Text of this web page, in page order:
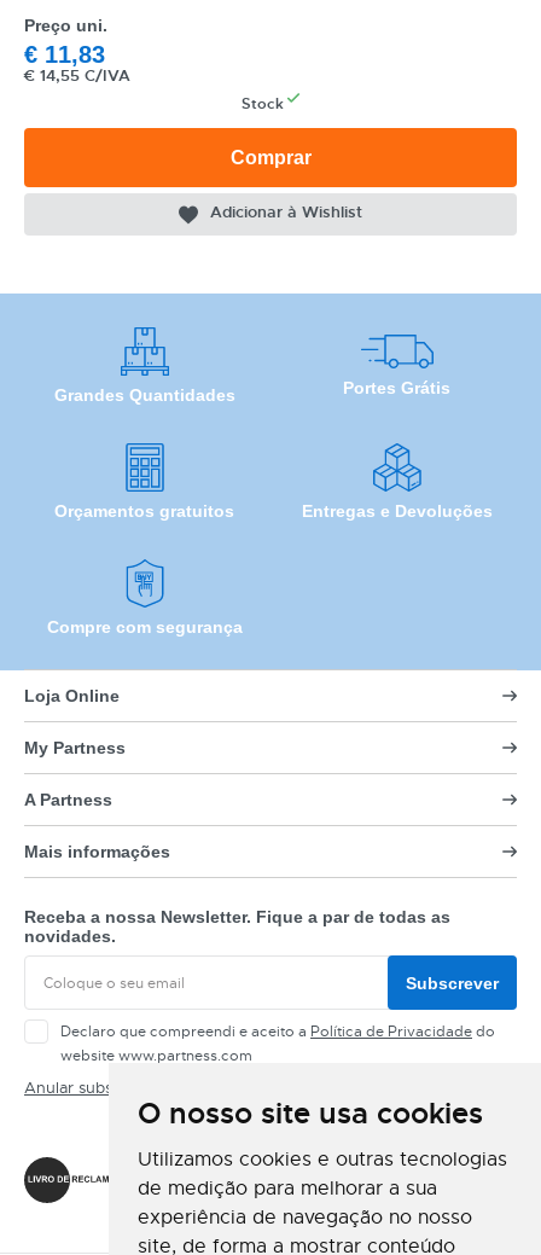
O nosso site usa cookies
Utilizamos cookies e outras tecnologias
de medição para melhorar a sua
experiência de navegação no nosso
site, de forma a mostrar conteúdo
Preço uni.
€ 11,83
€ 14,55 C/IVA
Stock
Comprar
Adicionar à Wishlist
Grandes Quantidades Portes Grátis
Orçamentos gratuitos Entregas e Devoluções
Compre com segurança
Loja Online
My Partness
A Partness
Mais informações
Receba a nossa Newsletter. Fique a par de todas as
novidades.
Subscrever
Declaro que compreendi e aceito a Política de Privacidadedo
website www.partness.com
Anular subscrição
NOME
MARCA